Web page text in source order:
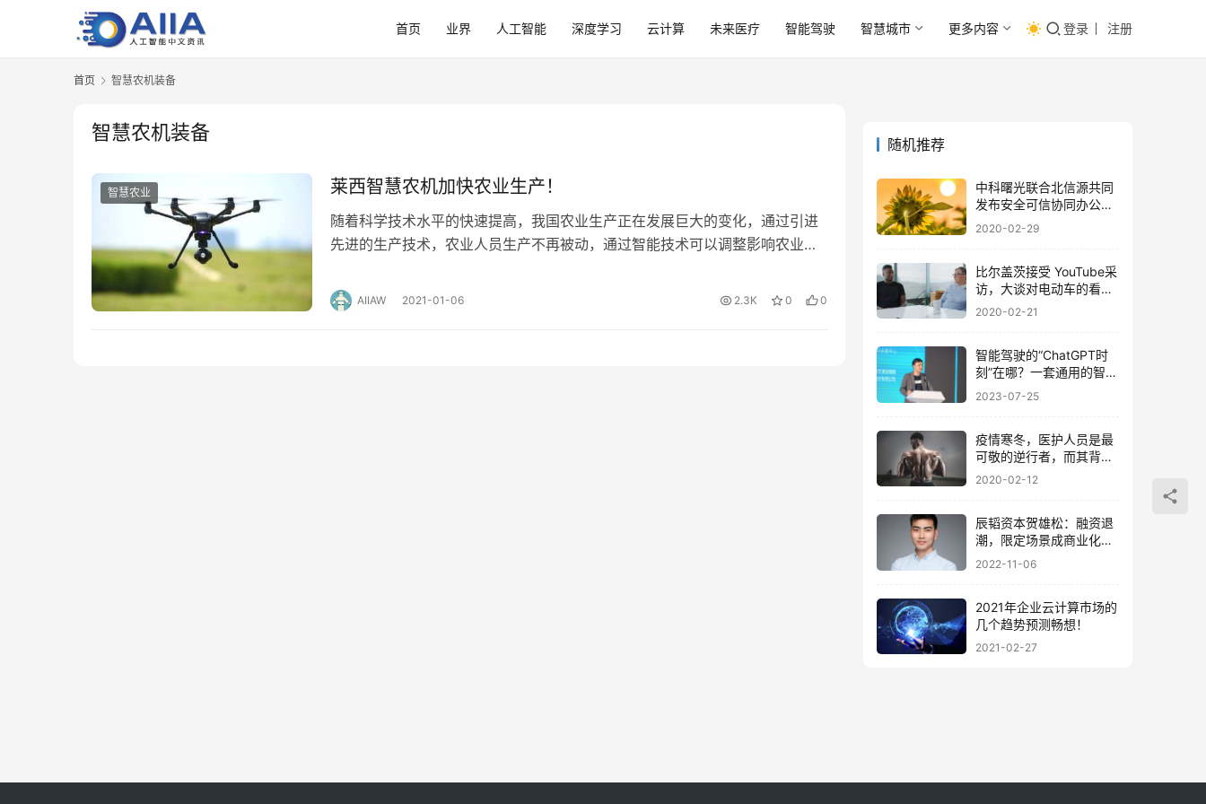
首页 业界 人工智能 深度学习 云计算 未来医疗 智能驾驶 智慧城市 更多内容 登录 注册
首页 智慧农机装备
智慧农机装备
智慧农业 莱西智慧农机加快农业生产！
随着科学技术水平的快速提高，我国农业生产正在发展巨大的变化，通过引进
先进的生产技术，农业人员生产不再被动，通过智能技术可以调整影响农业生
AIIAW 2021-01-06 2.3K 0 0
随机推荐
中科曙光联合北信源共同
发布安全可信协同办公系
统“光圈儿”！
2020-02-29
比尔盖茨接受 YouTube采
访，大谈对电动车的看法
和人类出行带来的排放问
2020-02-21
智能驾驶的“ChatGPT时
刻”在哪？一套通用的智驾
方案，足以迎来智驾的
2023-07-25
疫情寒冬，医护人员是最
可敬的逆行者，而其背
后，还有一群工业互联网
2020-02-12
辰韬资本贺雄松：融资退
潮，限定场景成商业化落
地主战场
2022-11-06
2021年企业云计算市场的
几个趋势预测畅想！
2021-02-27